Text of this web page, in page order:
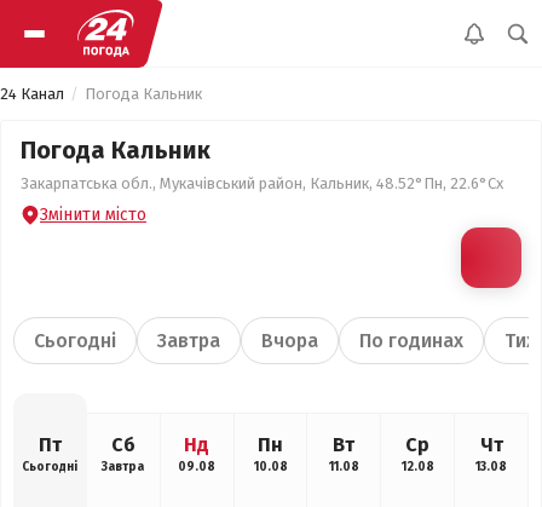
24 Канал Погода Кальник
Погода Кальник
Закарпатська обл., Мукачівський район, Кальник, 48.52°Пн, 22.6°Сх
Змінити місто
Сьогодні Завтра Вчора По годинах
Пт
Сьогодні
Сб
Завтра
Нд
09.08
Пн
10.08
Вт
11.08
Ср
12.08
Чт
13.08